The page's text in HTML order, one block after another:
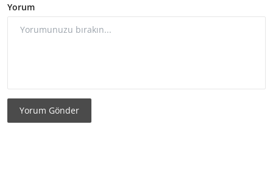
Yorum
Yorum Gönder